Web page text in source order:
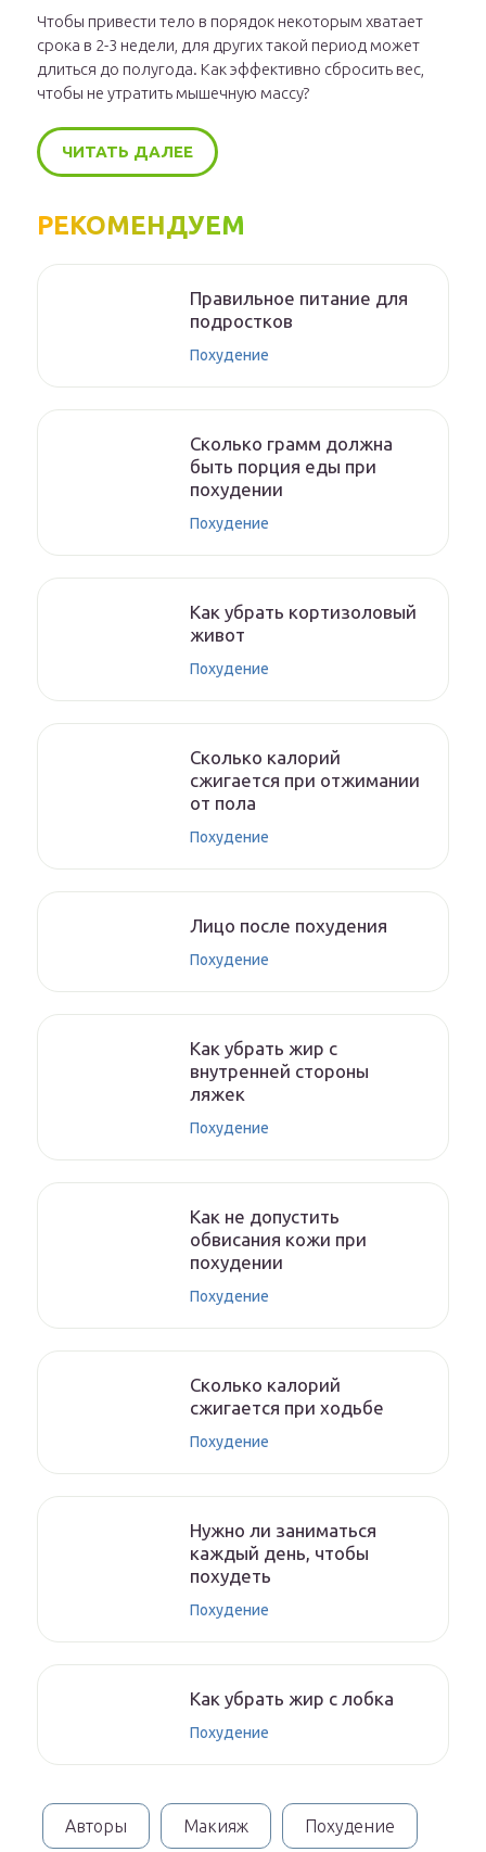
Чтобы привести тело в порядок некоторым хватает
срока в 2-3 недели, для других такой период может
длиться до полугода. Как эффективно сбросить вес,
чтобы не утратить мышечную массу?
ЧИТАТЬ ДАЛЕЕ
РЕКОМЕНДУЕМ
Правильное питание для
подростков
Похудение
Сколько грамм должна
быть порция еды при
похудении
Похудение
Как убрать кортизоловый
живот
Похудение
Сколько калорий
сжигается при отжимании
от пола
Похудение
Лицо после похудения
Похудение
Как убрать жир с
внутренней стороны
ляжек
Похудение
Как не допустить
обвисания кожи при
похудении
Похудение
Сколько калорий
сжигается при ходьбе
Похудение
Нужно ли заниматься
каждый день, чтобы
похудеть
Похудение
Как убрать жир с лобка
Похудение
Авторы Макияж Похудение